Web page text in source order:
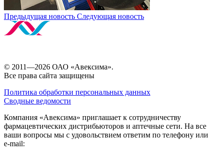
Предыдущая новость Следующая новость
© 2011—2026 ОАО «Авексима».
Все права сайта защищены
Политика обработки персональных данных
Сводные ведомости
Компания «Авексима» приглашает к сотрудничеству
фармацевтических дистрибьюторов и аптечные сети. На все
ваши вопросы мы с удовольствием ответим по телефону или
e-mail: